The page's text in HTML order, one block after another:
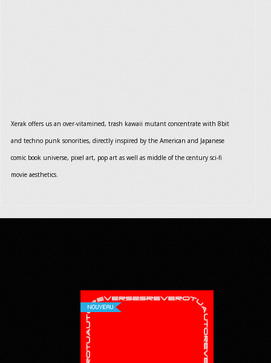
Xerak offers us an over-vitamined, trash kawaii mutant concentrate with 8bit
and techno punk sonorities, directly inspired by the American and Japanese
comic book universe, pixel art, pop art as well as middle of the century sci-fi
movie aesthetics.
NOUVEAU